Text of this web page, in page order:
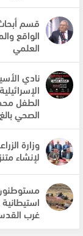
قسم
الواقع
العلمي
نادي
الطفل
الصحي
وزارة
لإنشاء
غرب